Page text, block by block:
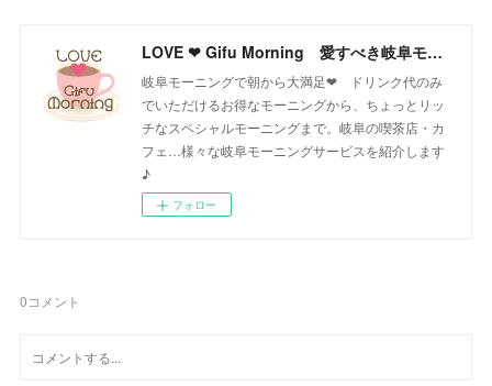
LOVE ❤ Gifu Morning 愛すべき岐阜モーニング♪
岐阜モーニングで朝から大満足❤ ドリンク代のみ
でいただけるお得なモーニングから、ちょっとリッ
チなスペシャルモーニングまで。岐阜の喫茶店・カ
フェ…様々な岐阜モーニングサービスを紹介します
♪
フォロー
0コメント